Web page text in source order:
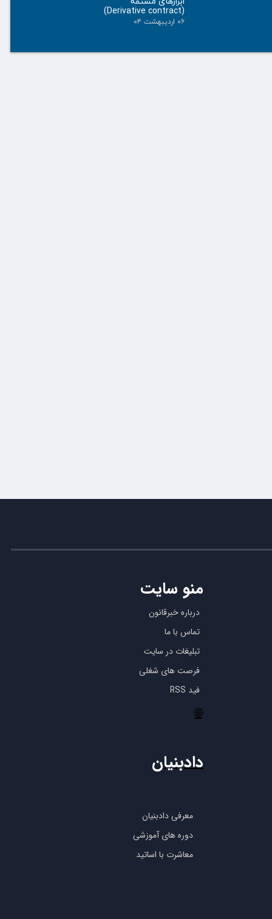
(Derivative contract)
۰۶ اردیبهشت ۰۴
درباره خبرقانون
تماس با ما
تبلیغات در سایت
فرصت های شغلی
فید RSS
منو سایت
🌐
معرفی دادبنیان
دوره های آموزشی
معاشرت با اساتید
دادبنیان